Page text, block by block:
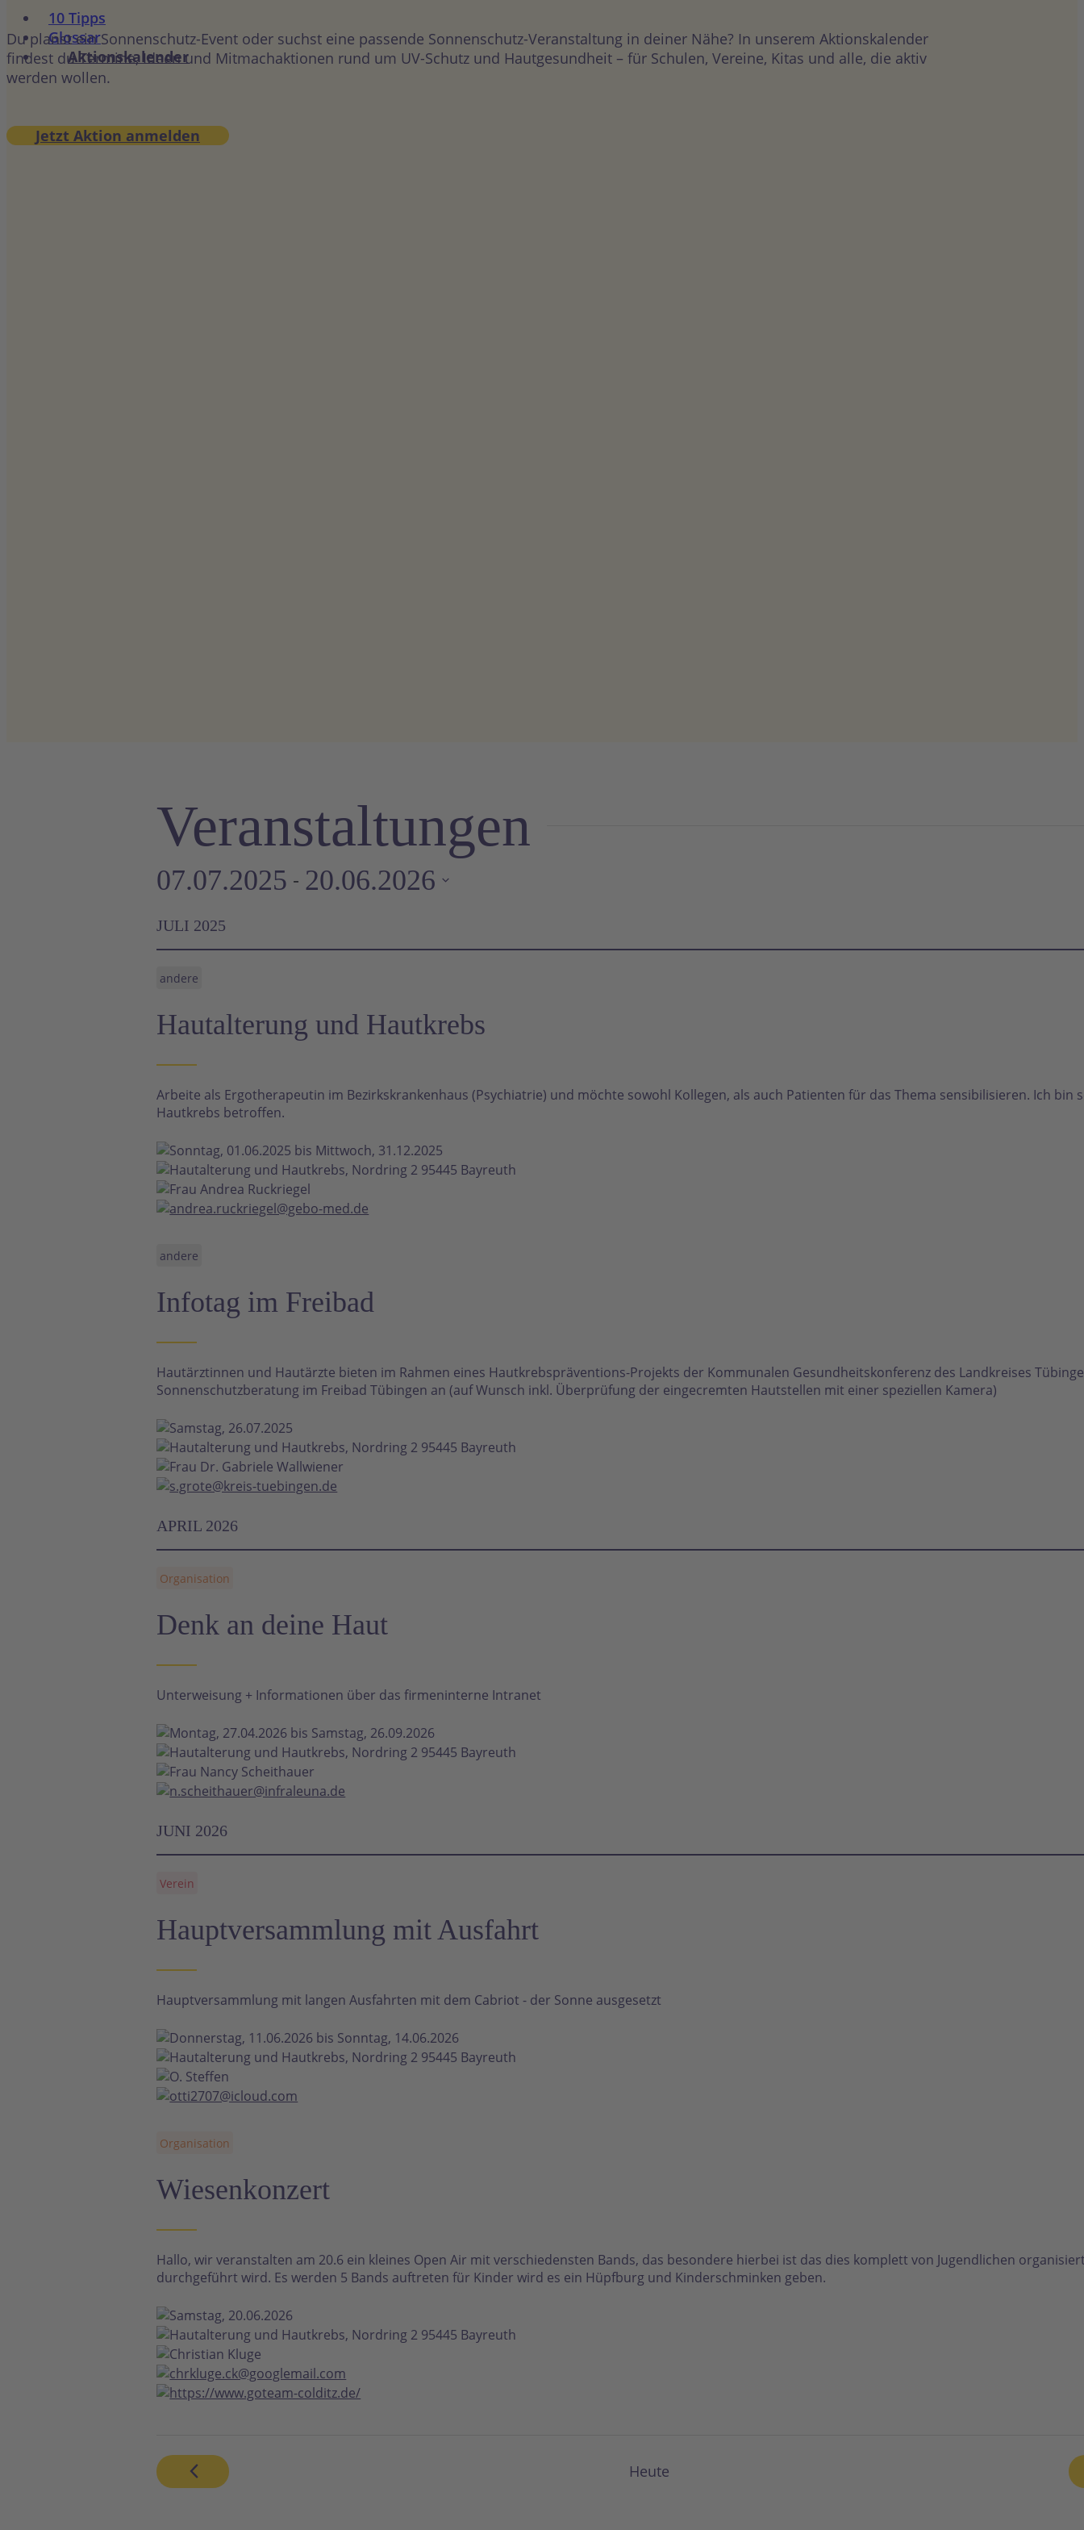
10 Tipps
Glossar
Aktionskalender
Du planst ein Sonnenschutz-Event oder suchst eine passende Sonnenschutz-Veranstaltung in deiner Nähe? In unserem Aktionskalender
findest du Termine, Ideen und Mitmachaktionen rund um UV-Schutz und Hautgesundheit – für Schulen, Vereine, Kitas und alle, die aktiv
werden wollen.
Jetzt Aktion anmelden
Veranstaltungen
07.07.2025 - 20.06.2026
wählen.
JULI 2025
andere
Hautalterung und Hautkrebs
Arbeite als Ergotherapeutin im Bezirkskrankenhaus (Psychiatrie) und möchte sowohl Kollegen, als auch Patienten für das Thema sensibilisieren. Ich bin
Hautkrebs betroffen.
Sonntag, 01.06.2025 bis Mittwoch, 31.12.2025
Hautalterung und Hautkrebs, Nordring 2 95445 Bayreuth
Frau Andrea Ruckriegel
andrea.ruckriegel@gebo-med.de
andere
Infotag im Freibad
Hautärztinnen und Hautärzte bieten im Rahmen eines Hautkrebspräventions-Projekts der Kommunalen Gesundheitskonferenz des Landkreises
Sonnenschutzberatung im Freibad Tübingen an (auf Wunsch inkl. Überprüfung der eingecremten Hautstellen mit einer speziellen Kamera)
Samstag, 26.07.2025
Hautalterung und Hautkrebs, Nordring 2 95445 Bayreuth
Frau Dr. Gabriele Wallwiener
s.grote@kreis-tuebingen.de
APRIL 2026
Organisation
Denk an deine Haut
Unterweisung + Informationen über das firmeninterne Intranet
Montag, 27.04.2026 bis Samstag, 26.09.2026
Hautalterung und Hautkrebs, Nordring 2 95445 Bayreuth
Frau Nancy Scheithauer
n.scheithauer@infraleuna.de
JUNI 2026
Verein
Hauptversammlung mit Ausfahrt
Hauptversammlung mit langen Ausfahrten mit dem Cabriot - der Sonne ausgesetzt
Donnerstag, 11.06.2026 bis Sonntag, 14.06.2026
Hautalterung und Hautkrebs, Nordring 2 95445 Bayreuth
O. Steffen
otti2707@icloud.com
Organisation
Wiesenkonzert
Hallo, wir veranstalten am 20.6 ein kleines Open Air mit verschiedensten Bands, das besondere hierbei ist das dies komplett von Jugendlichen
durchgeführt wird. Es werden 5 Bands auftreten für Kinder wird es ein Hüpfburg und Kinderschminken geben.
Samstag, 20.06.2026
Hautalterung und Hautkrebs, Nordring 2 95445 Bayreuth
Christian Kluge
chrkluge.ck@googlemail.com
https://www.goteam-colditz.de/
Heute